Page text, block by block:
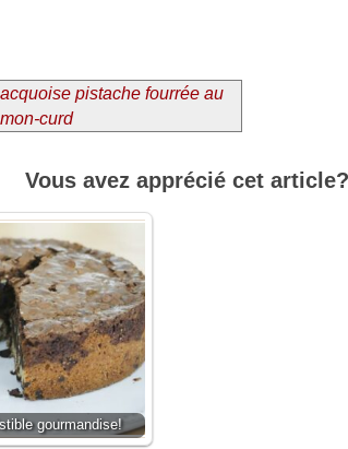
pistache fourrée au
curd
Vous avez apprécié cet
gourmandise!